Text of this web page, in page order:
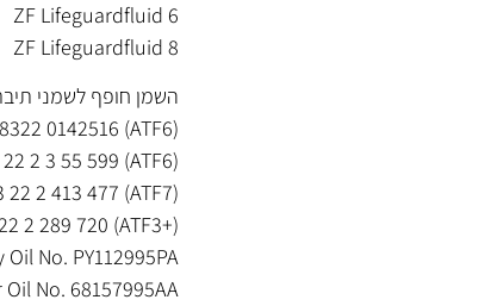
ZF Lifeguardfluid 6
ZF Lifeguardfluid 8
השמן חופף לשמני
0142516 (ATF6)
2 3 55 599 (ATF6)
22 2 413 477 (ATF7)
2 289 720 (ATF3+)
Oil No. PY112995PA
Oil No. 68157995AA